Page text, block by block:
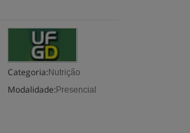
Categoria: Nutrição
Modalidade: Presencial